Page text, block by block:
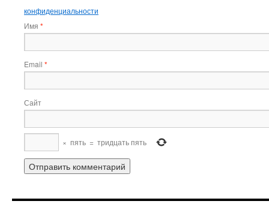
конфиденциальности
Имя *
Email *
Сайт
× пять = тридцать пять